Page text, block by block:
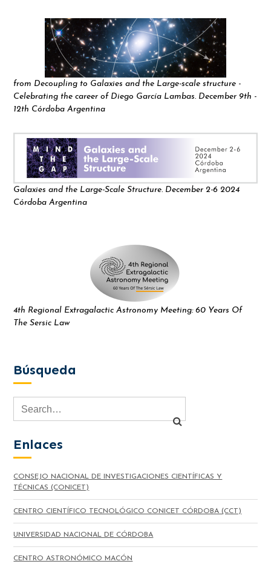
from Decoupling to Galaxies and the Large-scale structure -
Celebrating the career of Diego García Lambas. December 9th -
12th Córdoba Argentina
Galaxies and the Large-Scale Structure. December 2-6 2024
Córdoba Argentina
4th Regional Extragalactic Astronomy Meeting: 60 Years Of
The Sersic Law
Búsqueda
Enlaces
CONSEJO NACIONAL DE INVESTIGACIONES CIENTÍFICAS Y
TÉCNICAS (CONICET)
CENTRO CIENTÍFICO TECNOLÓGICO CONICET CÓRDOBA (CCT)
UNIVERSIDAD NACIONAL DE CÓRDOBA
CENTRO ASTRONÓMICO MACÓN